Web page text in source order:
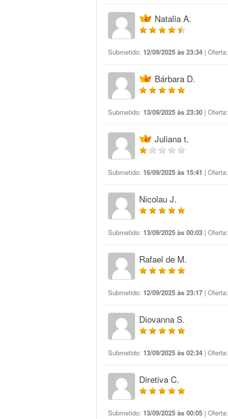
Natalia A.
Submetido: 12/09/2025 às 23:34 | Oferta:
Bárbara D.
Submetido: 13/09/2025 às 23:30 | Oferta:
Juliana t.
Submetido: 16/09/2025 às 15:41 | Oferta:
Nicolau J.
Submetido: 13/09/2025 às 00:03 | Oferta:
Rafael de M.
Submetido: 12/09/2025 às 23:17 | Oferta:
Diovanna S.
Submetido: 13/09/2025 às 02:34 | Oferta:
Diretiva C.
Submetido: 13/09/2025 às 00:05 | Oferta: